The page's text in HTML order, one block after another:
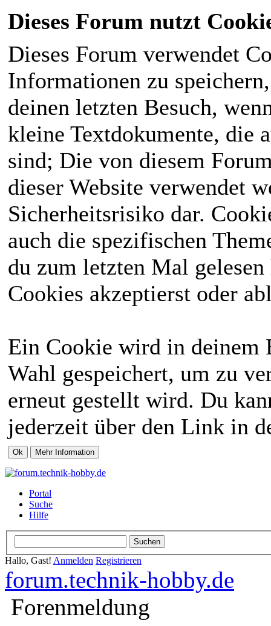
Dieses Forum nutzt
Dieses Forum verwendet
Informationen zu
deinen letzten Besuch,
kleine Textdokumente, die
sind; Die von diesem
dieser Website verwendet
Sicherheitsrisiko dar.
auch die spezifischen
du zum letzten Mal
Cookies akzeptierst oder
Ein Cookie wird in deinem
Wahl gespeichert, um zu
erneut gestellt wird. Du
jederzeit über den Link in
Portal
Suche
Hilfe
Hallo, Gast! Anmelden Registrieren
forum.technik-hobby.de
Forenmeldung